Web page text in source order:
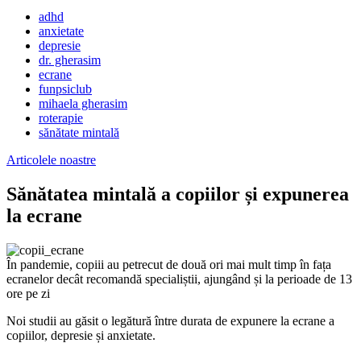
adhd
anxietate
depresie
dr. gherasim
ecrane
funpsiclub
mihaela gherasim
roterapie
sănătate mintală
Articolele noastre
Sănătatea mintală a copiilor și expunerea
la ecrane
În pandemie, copiii au petrecut de două ori mai mult timp în fața
ecranelor decât recomandă specialiștii, ajungând și la perioade de 13
ore pe zi
Noi studii au găsit o legătură între durata de expunere la ecrane a
copiilor, depresie și anxietate.